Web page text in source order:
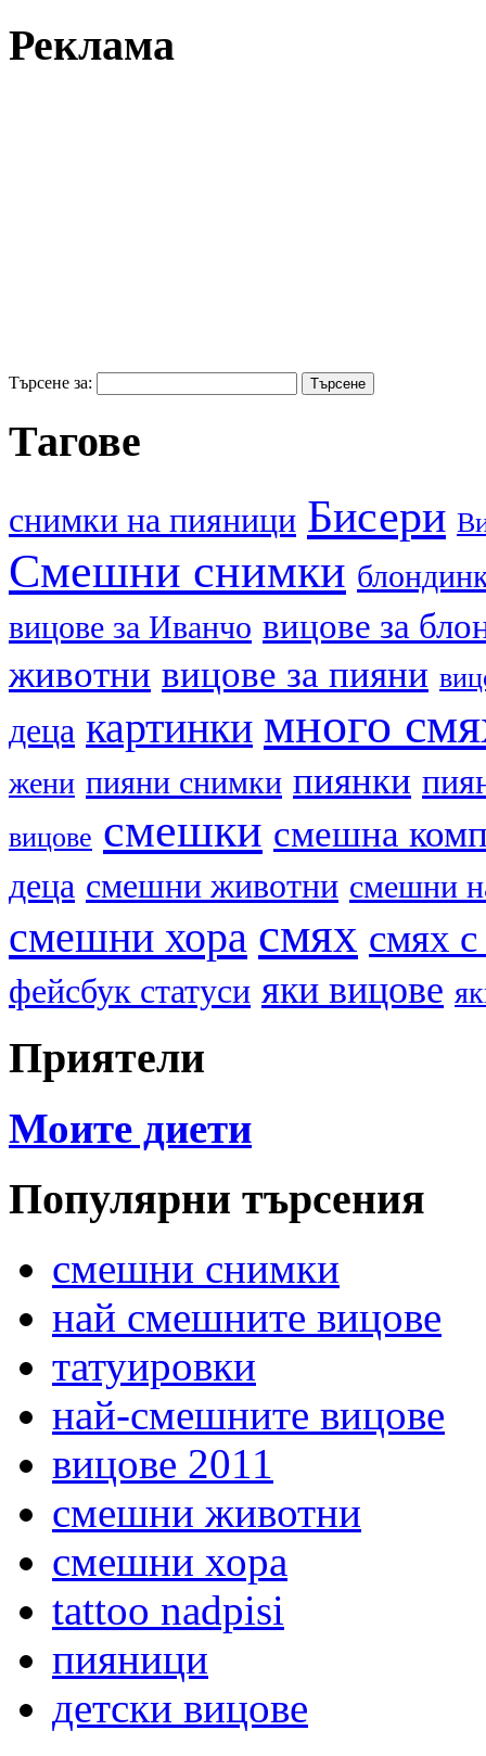
Реклама
Търсене за:
Тагове
cнимки на пияници Бисери
Смешни снимки
вицове за Иванчо вицове за
животни вицове за пияни
деца картинки много
жени пияни снимки пиянки
вицове смешки смешна
деца смешни животни смешни
смешни хора смях смях
фейсбук статуси яки вицове
Приятели
Моите диети
Популярни търсения
смешни снимки
най смешните вицове
татуировки
най-смешните вицове
вицове 2011
смешни животни
смешни хора
tattoo nadpisi
пияници
детски вицове